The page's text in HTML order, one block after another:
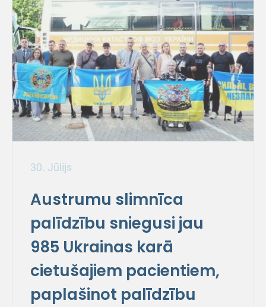
30. Jūlijs
Austrumu slimnīca
palīdzību sniegusi jau
985 Ukrainas karā
cietušajiem pacientiem,
paplašinot palīdzību